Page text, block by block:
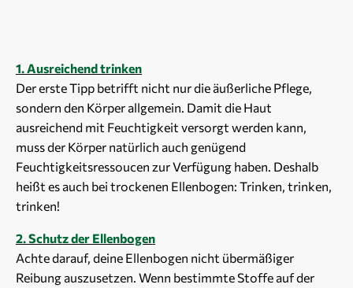
1. Ausreichend trinken
Der erste Tipp betrifft nicht nur die äußerliche Pflege,
sondern den Körper allgemein. Damit die Haut
ausreichend mit Feuchtigkeit versorgt werden kann,
muss der Körper natürlich auch genügend
Feuchtigkeitsressoucen zur Verfügung haben. Deshalb
heißt es auch bei trockenen Ellenbogen: Trinken, trinken,
trinken!
2. Schutz der Ellenbogen
Achte darauf, deine Ellenbogen nicht übermäßiger
Reibung auszusetzen. Wenn bestimmte Stoffe auf der